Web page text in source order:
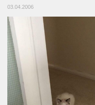
03.04.2006